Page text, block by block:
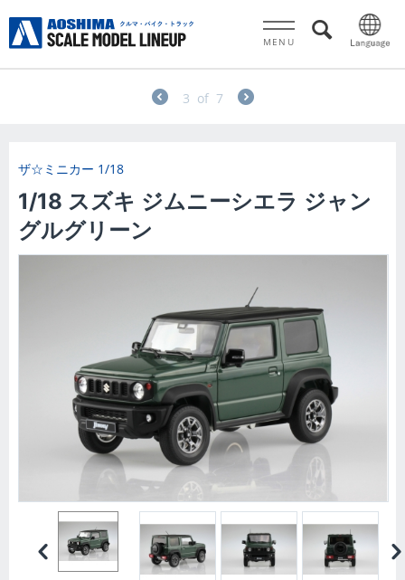
MENU
3 of 7
ザ☆ミニカー 1/18
1/18 スズキ ジムニーシエラ ジャン
グルグリーン